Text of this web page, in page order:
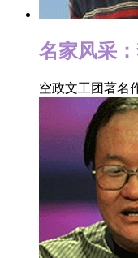
名家风采
空政文工团著名